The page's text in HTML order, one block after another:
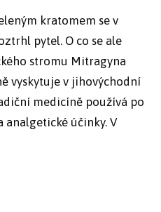
kratomem se v
pytel. O co se ale
stromu Mitragyna
vyskytuje v jihovýchodní
medicíně používá po
analgetické účinky. V